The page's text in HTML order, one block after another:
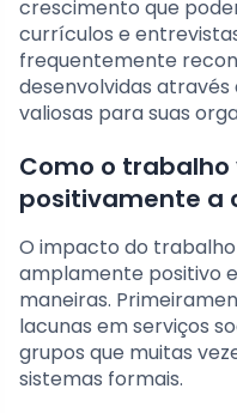
crescimento que
currículos e
frequentemente
desenvolvidas
valiosas para suas
Como o
positivamente a
O impacto do
amplamente positivo
maneiras.
lacunas em serviços
grupos que muitas
sistemas formais.